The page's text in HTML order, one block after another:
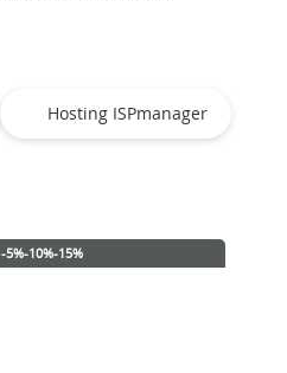
Hosting ISPmanager
-5%-10%-15%